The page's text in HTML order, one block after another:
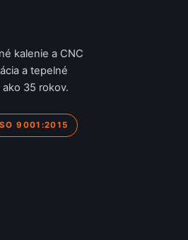
kalenie a CNC
a tepelné
35 rokov.
9001:2015